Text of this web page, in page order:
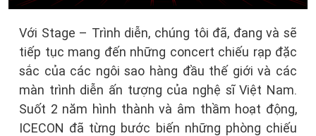
Với Stage – Trình diễn, chúng tôi đã, đang và sẽ
tiếp tục mang đến những concert chiếu rạp đặc
sắc của các ngôi sao hàng đầu thế giới và các
màn trình diễn ấn tượng của nghệ sĩ Việt Nam.
Suốt 2 năm hình thành và âm thầm hoạt động,
ICECON đã từng bước biến những phòng chiếu